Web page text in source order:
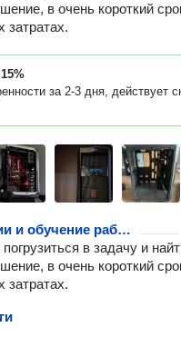
в очень короткий
затратах.
15%
за 2-3 дня, действует
Консультации и обучение работе с компьютерами
в задачу и
в очень короткий
затратах.